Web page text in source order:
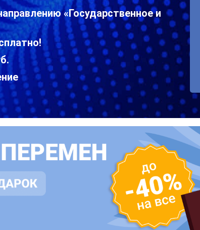
«Государственное и